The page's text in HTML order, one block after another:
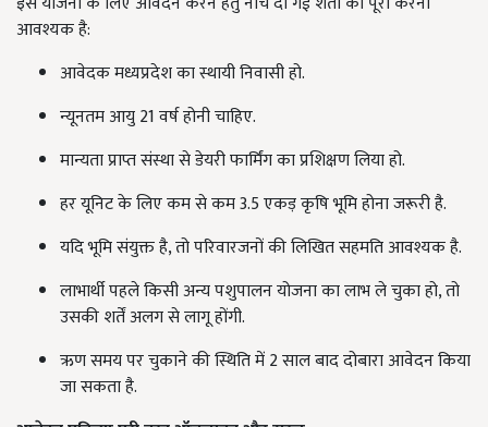
आवश्यक है:
आवेदक मध्यप्रदेश का स्थायी निवासी हो.
न्यूनतम आयु 21 वर्ष होनी चाहिए.
मान्यता प्राप्त संस्था से डेयरी फार्मिंग का प्रशिक्षण लिया हो.
हर यूनिट के लिए कम से कम 3.5 एकड़ कृषि भूमि होना जरूरी है.
यदि भूमि संयुक्त है, तो परिवारजनों की लिखित सहमति आवश्यक है.
लाभार्थी पहले किसी अन्य पशुपालन योजना का लाभ ले चुका हो, तो
उसकी शर्तें अलग से लागू होंगी.
ऋण समय पर चुकाने की स्थिति में 2 साल बाद दोबारा आवेदन किया
जा सकता है.